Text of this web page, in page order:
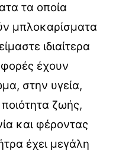
τα οποία
μπλοκαρίσματα
ιδιαίτερα
φορές έχουν
στην υγεία,
ζωής,
και φέροντας
έχει μεγάλη